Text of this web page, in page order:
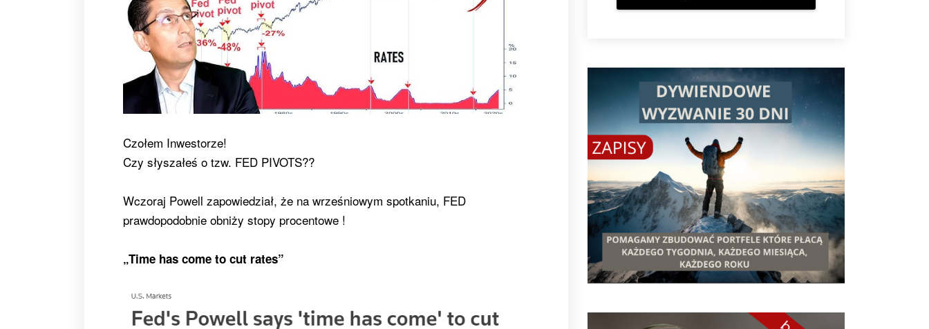
Czołem Inwestorze!
Czy słyszałeś o tzw. FED PIVOTS??
Wczoraj Powell zapowiedział, że na wrześniowym spotkaniu, FED
prawdopodobnie obniży stopy procentowe !
„Time has come to cut rates”